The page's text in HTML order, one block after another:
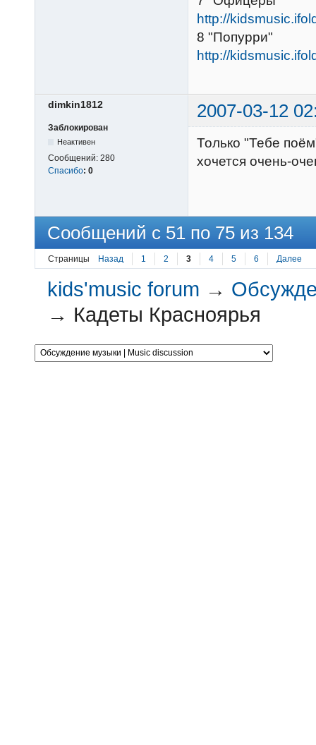
http://
8 "Попурри"
http://
dimkin1812 2007-03-12
Заблокирован
Неактивен
Сообщений: 280
Спасибо: 0
Только "Тебе
хочется очень-
Сообщений с 51 по 75 из 134
Страницы Назад 1 2 3 4 5 6 Далее
kids'music forum →
→ Кадеты Красноярья